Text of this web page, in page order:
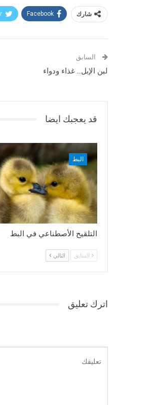
شارك Facebook
السابق
لبن الإبل.. غذاء ودواء
قد يعجبك ايضا
البط
التلقيح الأصطناعي في البط
السابق التالي
اترك تعليق